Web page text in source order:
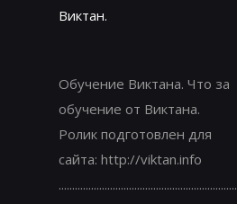
Виктан.
Обучение Виктана. Что за
обучение от Виктана.
Ролик подготовлен для
сайта: http://viktan.info
..................................................................